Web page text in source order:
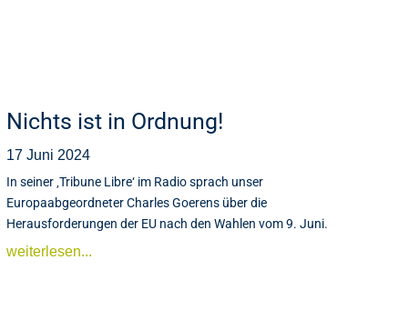
Nichts ist in Ordnung!
17 Juni 2024
In seiner ‚Tribune Libre‘ im Radio sprach unser
Europaabgeordneter Charles Goerens über die
Herausforderungen der EU nach den Wahlen vom 9. Juni.
weiterlesen...